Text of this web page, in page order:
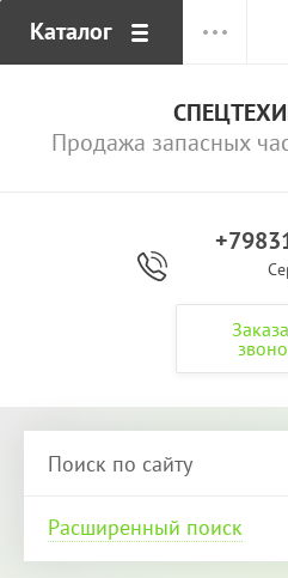
Каталог
Продажа запасных
Расширенный поиск